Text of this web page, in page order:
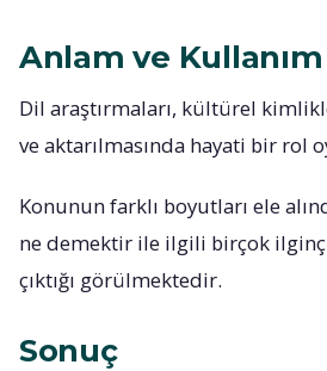
Anlam ve Kullanım
Dil araştırmaları, kültürel
ve aktarılmasında hayati bir rol
Konunun farklı boyutları ele
ne demektir ile ilgili birçok ilginç
çıktığı görülmektedir.
Sonuç